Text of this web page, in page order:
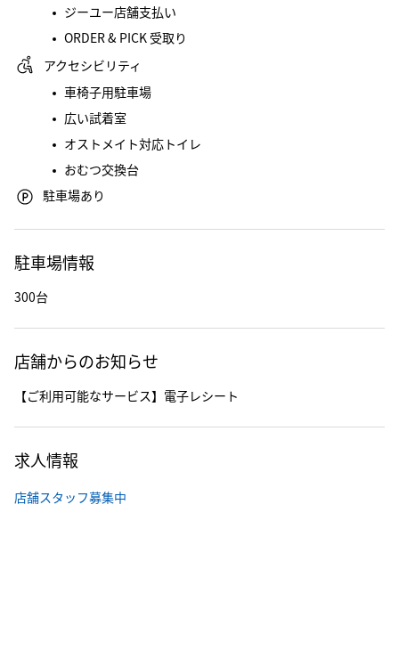
ジーユー店舗支払い
ORDER & PICK 受取り
アクセシビリティ
車椅子用駐車場
広い試着室
オストメイト対応トイレ
おむつ交換台
駐車場あり
駐車場情報
300台
店舗からのお知らせ
【ご利用可能なサービス】電子レシート
求人情報
店舗スタッフ募集中